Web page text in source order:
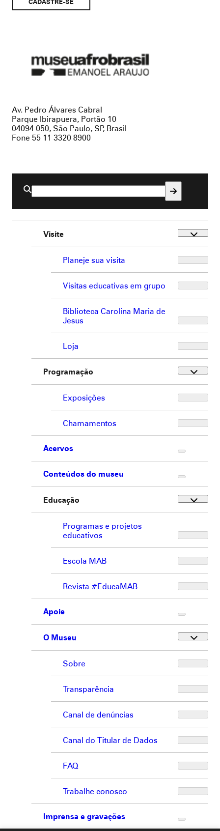
Museu
Av. Pedro Álvares Cabral
Parque Ibirapuera, Portão 10
04094 050, São Paulo, SP, Brasil
Fone 55 11 3320 8900
Buscar
por:
Visite
Planeje sua visita
Visitas educativas em grupo
Biblioteca Carolina Maria de
Jesus
Loja
Programação
Exposições
Chamamentos
Acervos
Conteúdos do museu
Educação
Programas e projetos
educativos
Escola MAB
Revista #EducaMAB
Apoie
O Museu
Sobre
Transparência
Canal de denúncias
Canal do Titular de Dados
FAQ
Trabalhe conosco
Imprensa e gravações